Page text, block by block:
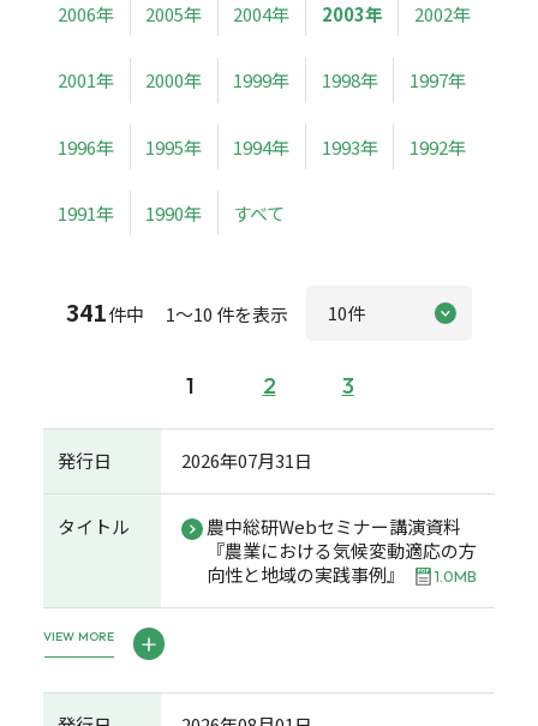
2006年 2005年 2004年 2003年 2002年
2001年 2000年 1999年 1998年 1997年
1996年 1995年 1994年 1993年 1992年
1991年 1990年 すべて
341件中 1～10 件を表示
1 2 3
発行日 2026年07月31日
タイトル
農中総研Webセミナー講演資料
『農業における気候変動適応の方
向性と地域の実践事例』
1.0MB
VIEW MORE